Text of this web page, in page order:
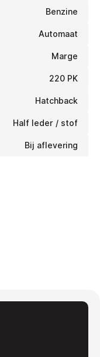
Benzine
Automaat
Marge
220 PK
Hatchback
Half leder / stof
Bij aflevering